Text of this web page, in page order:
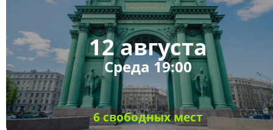
12 августа
Среда 19:00
6 свободных мест